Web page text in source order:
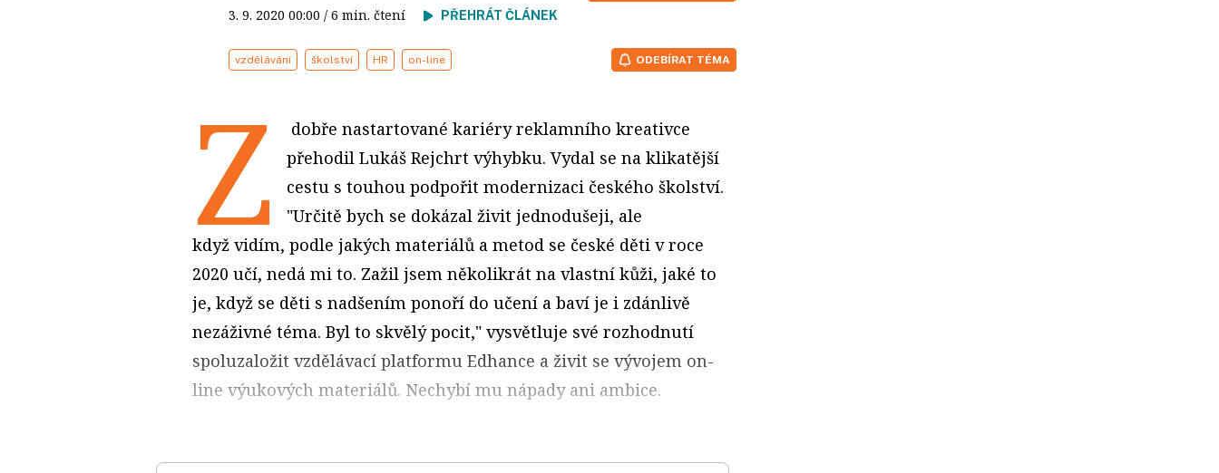
3. 9. 2020 00:00 / 6 min. čtení PŘEHRÁT ČLÁNEK
vzdělávání školství HR on-line ODEBÍRAT TÉMA
Z
dobře nastartované kariéry reklamního kreativce
přehodil Lukáš Rejchrt výhybku. Vydal se na klikatější
cestu s touhou podpořit modernizaci českého školství.
"Určitě bych se dokázal živit jednodušeji, ale
když vidím, podle jakých materiálů a metod se české děti v roce
2020 učí, nedá mi to. Zažil jsem několikrát na vlastní kůži, jaké to
je, když se děti s nadšením ponoří do učení a baví je i zdánlivě
nezáživné téma. Byl to skvělý pocit," vysvětluje své rozhodnutí
spoluzaložit vzdělávací platformu Edhance a živit se vývojem on-
line výukových materiálů. Nechybí mu nápady ani ambice.